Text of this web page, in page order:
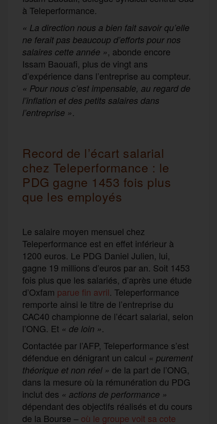
à Teleperformance.
« La direction nous a bien fait savoir qu’elle
ne ferait pas beaucoup d’efforts pour nos
salaires cette année », abonde encore
Issam Baouafi, plus de vingt ans
d’expérience dans l’entreprise au compteur.
« Pour nous c’est impensable, au regard de
l’inflation et des petits salaires dans
l’entreprise ».
Record de l’écart salarial
chez Teleperformance : le
PDG gagne 1453 fois plus
que les employés
Le salaire moyen mensuel chez
Teleperformance est en effet inférieur à
1200 euros. Le PDG Daniel Julien, lui,
gagne 19 millions d’euros par an. Soit 1453
fois plus que les salariés, d’après une étude
d’Oxfam parue fin avril. Teleperformance
remporte ainsi le titre de l’entreprise du
CAC40 championne de l’écart salarial, selon
l’ONG. Et « de loin ».
Contactée par l’AFP, Teleperformance s’est
défendue en dénigrant un calcul « purement
théorique et non réel » de la part de l’ONG,
dans la mesure où la rémunération du PDG
inclut des « actions de performance »
dépendant des objectifs réalisés et du cours
de la Bourse – où le groupe voit sa cote